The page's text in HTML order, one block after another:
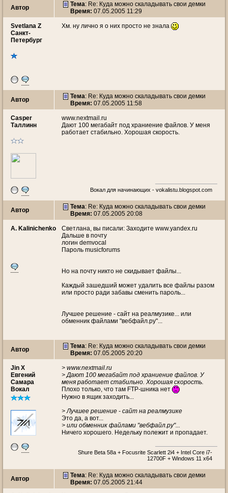
Автор Тема: Re: Куда можно скаладывать свои демки
Время: 07.05.2005 11:29
Svetlana Z
Санкт-
Петербург
Хм. ну лично я о них просто не знала
Автор Тема: Re: Куда можно скаладывать свои демки
Время: 07.05.2005 11:58
Casper
Таллинн
www.nextmail.ru
Дают 100 мегабайт под храниение файлов. У меня
работает стабильно. Хорошая скорость.
Вокал для начинающих - vokalistu.blogspot.com
Автор Тема: Re: Куда можно скаладывать свои демки
Время: 07.05.2005 20:08
A. Kalinichenko
Светлана, вы писали: Заходите www.yandex.ru
Дальше в почту
логин demvocal
Пароль musicforums
Но на почту никто не скидывает файлы...
Каждый зашедший может удалить все файлы разом
или просто ради забавы сменить пароль...
Лучшее решение - сайт на реалмузике... или
обменник файлами "вебфайл.ру"...
Автор Тема: Re: Куда можно скаладывать свои демки
Время: 07.05.2005 20:20
Jin X
Евгений
Самара
Вокал
> www.nextmail.ru
> Дают 100 мегабайт под храниение файлов. У
меня работает стабильно. Хорошая скорость.
Плохо только, что там FTP-шника нет
Нужно в ящик заходить...
> Лучшее решение - сайт на реалмузике
Это да, а вот...
> или обменник файлами "вебфайл.ру"...
Ничего хорошего. Недельку полежит и пропадает.
Shure Beta 58a + Focusrite Scarlett 2i4 + Intel Core i7-
12700F + Windows 11 x64
Автор Тема: Re: Куда можно скаладывать свои демки
Время: 07.05.2005 21:44